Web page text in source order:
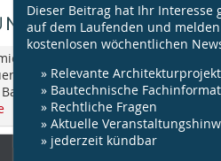
Dieser Beitrag hat Ihr Interesse
auf dem Laufenden und
kostenlosen wöchentlichen
» Relevante
» Bautechnische
» Rechtliche Fragen
» Aktuelle
» jederzeit kündbar
zweimal im Jahr über das
und spricht dabei
Tätigen an.